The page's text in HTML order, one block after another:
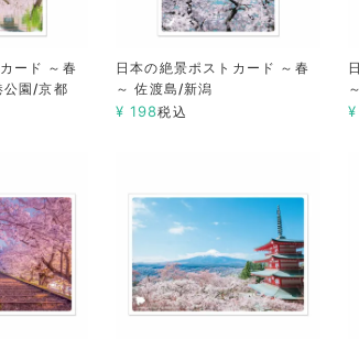
ード ～春
公園/京都
日本の絶景ポストカード ～春
～ 佐渡島/新潟
¥ 198税込 ¥